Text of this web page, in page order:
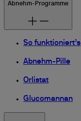
Abnehm-Programme
So funktioniert’s
Abnehm-Pille
Orlistat
Glucomannan